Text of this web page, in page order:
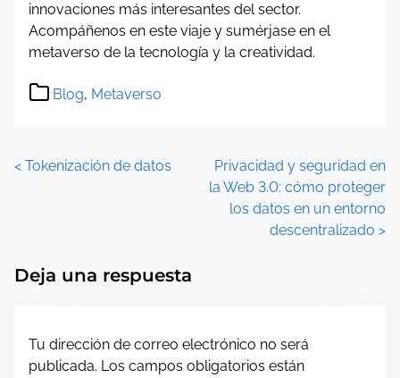
innovaciones más interesantes del sector.
Acompáñenos en este viaje y sumérjase en el
metaverso de la tecnología y la creatividad.
Blog, Metaverso
P
t
< Tokenización de datos
Privacidad y seguridad en
la Web 3.0: cómo proteger
los datos en un entorno
descentralizado >
Deja una respuesta
Tu dirección de correo electrónico no será
publicada. Los campos obligatorios están